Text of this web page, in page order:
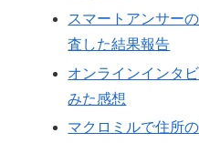
スマートアンサー
査した結果報告
オンラインインタ
みた感想
マクロミルで住所